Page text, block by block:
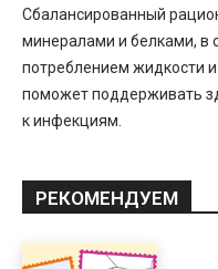
Сбалансированный
минералами и белками, в
потреблением жидкости
поможет поддерживать
к инфекциям.
РЕКОМЕНДУЕМ